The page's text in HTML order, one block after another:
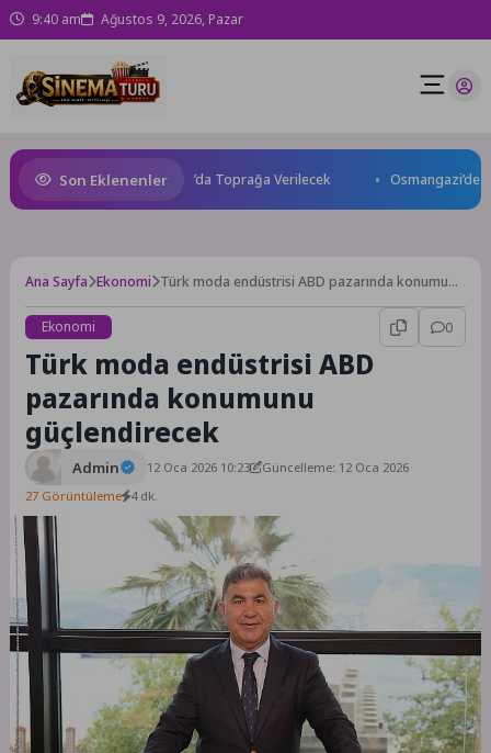
9:40 am Ağustos 9, 2026, Pazar
Son Eklenenler
Kuzey Makedonya’da Toprağa Verilecek Osmangazi’de
Ana Sayfa Ekonomi Türk moda endüstrisi ABD pazarında konumunu
Ekonomi
0
Türk moda endüstrisi ABD
pazarında konumunu
güçlendirecek
Admin 12 Oca 2026 10:23
Güncelleme: 12 Oca 2026
27 Görüntüleme 4 dk.